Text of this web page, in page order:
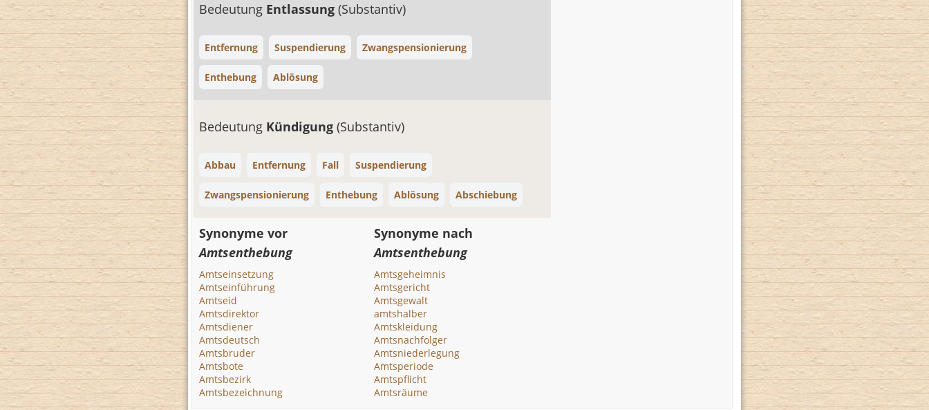
Bedeutung Entlassung (Substantiv)
Entfernung Suspendierung Zwangspensionierung
Enthebung Ablösung
Bedeutung Kündigung (Substantiv)
Abbau Entfernung Fall Suspendierung
Zwangspensionierung Enthebung Ablösung Abschiebung
Synonyme vor
Amtsenthebung
Amtseinsetzung
Amtseinführung
Amtseid
Amtsdirektor
Amtsdiener
Amtsdeutsch
Amtsbruder
Amtsbote
Amtsbezirk
Amtsbezeichnung
Synonyme nach
Amtsenthebung
Amtsgeheimnis
Amtsgericht
Amtsgewalt
amtshalber
Amtskleidung
Amtsnachfolger
Amtsniederlegung
Amtsperiode
Amtspflicht
Amtsräume